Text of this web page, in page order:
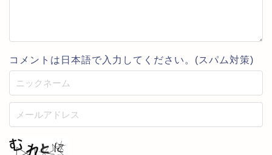
コメントは日本語で入力してください。(スパム対策)